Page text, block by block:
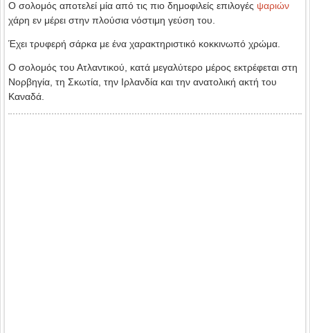
Ο σολομός αποτελεί μία από τις πιο δημοφιλείς επιλογές ψαριών
χάρη εν μέρει στην πλούσια νόστιμη γεύση του.
Έχει τρυφερή σάρκα με ένα χαρακτηριστικό κοκκινωπό χρώμα.
Ο σολομός του Ατλαντικού, κατά μεγαλύτερο μέρος εκτρέφεται στη
Νορβηγία, τη Σκωτία, την Ιρλανδία και την ανατολική ακτή του
Καναδά.